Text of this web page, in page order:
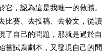
，認為這是我唯一的救贖。
比賽、去投稿、去發文，從讀
了自己的問題，那就是過於自
嘗試寫劇本，又發現自己的問